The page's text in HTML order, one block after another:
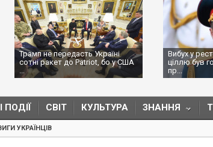
Трамп не передасть Україні
сотні ракет до Patriot, бо у США
...
Вибух у
ціллю був
пр...
ПОДІЇ СВІТ КУЛЬТУРА ЗНАННЯ
УКРАЇНЦІВ